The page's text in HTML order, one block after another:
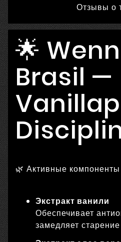
Отзывы о
🌟
Brasil —
🌿 Активные компоненты
Экстракт ванили
Обеспечивает
замедляет